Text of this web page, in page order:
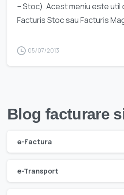
– Stoc). Acest meniu este
Facturis Stoc sau Facturis
05/07/2013
Blog facturare
e-Factura
e-Transport